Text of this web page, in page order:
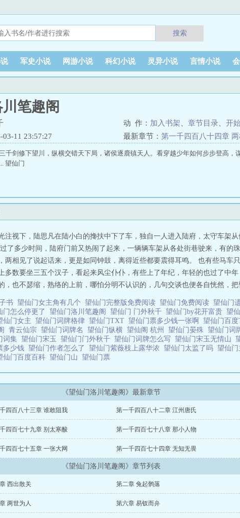
搜索
军史小说 网游小说 科幻小说 灵异小说 言情小说
笔趣阁
动 作： 加入书架 章节目录
开
11 23:57:27
最新章节： 第一千四百八十四章
千剑修下望川，纵横交错天下局，诸侯逐鹿镇天人。看穿越少年如何步步登高，
望仙门
注视下，陆思凡在陆小白的搀扶中下了车，独自一人进入陆府，太守车架
了多少时间，陆府门前又热闹了起来，一辆辆车架从各处街巷驶来，有的
相见了说起话来，更是如同钟鼓，离得近些都要震得耳鸣。 也有些马车
多数要坐三五个汉子，看起来风尘仆仆，有些上了年纪，年轻的也过了中
，也不瑟缩，熟络的上前，哪怕分明不认识的，几句交谈也便各自恍然，
书 望仙门女主角有几个 望仙门完整版免费阅读 望仙门免费阅读 望仙门
门怎么停更了 望仙门洛川笔趣阁 望仙门 门外秋千 望仙门by花开富贵 望
仙门女主 望仙门词牌格律 望仙门TXT 望仙门票多少钱一张啊 望仙门百
青云仙宗 望仙门词牌名 望仙门纵横 望仙阁 杭州 望仙门晏殊 望仙门词
词集 望仙门宋玉 望仙门门外秋千 望仙门词牌怎么写 望仙门宋玉无情山
多少钱 望仙门作者怎么了 望仙门紫薇枝上露华浓 望仙门太监了吗 望仙
仙门百度百科 望仙门山 望仙门票
《望仙门洛川笔趣阁》最新章节
四百八十三章 谁敢阻我 第一千四百八十二章 江州唐氏
四百七十九章 别太寒酸 第一千四百七十八章 那小人物
四百七十五章 一张大网 第一千四百七十四章 无知无畏
《望仙门洛川笔趣阁》章节列表
西出散关 第二章 兔起鹘落
两世为人 第六章 易钗而弁